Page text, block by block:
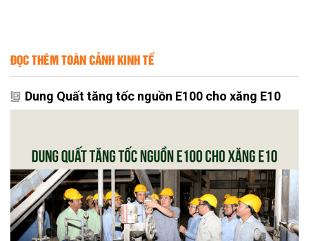
ĐỌC THÊM TOÀN CẢNH KINH TẾ
Dung Quất tăng tốc nguồn E100 cho xăng E10